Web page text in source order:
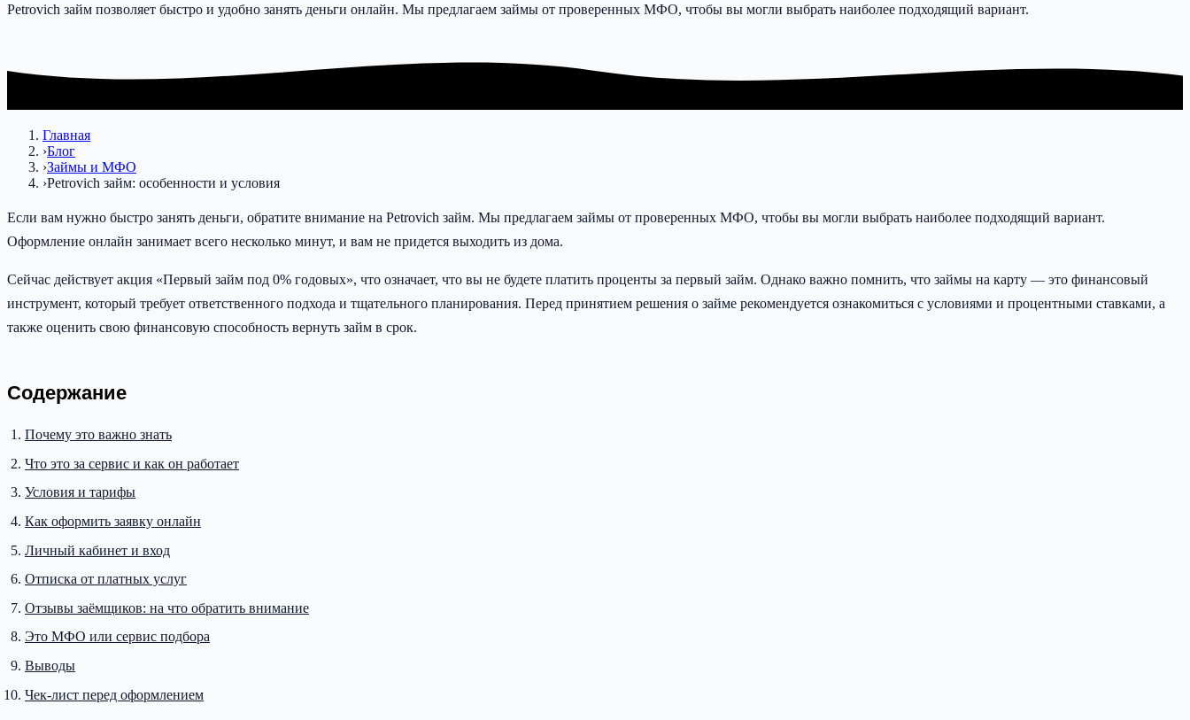
Petrovich займ позволяет быстро и удобно занять деньги онлайн. Мы предлагаем займы от проверенных МФО, чтобы вы могли выбрать наиболее подходящий вариант.
Главная
›Блог
›Займы и МФО
›Petrovich займ: особенности и условия
Если вам нужно быстро занять деньги, обратите внимание на Petrovich займ. Мы предлагаем займы от проверенных МФО, чтобы вы могли выбрать наиболее подходящий вариант.
Оформление онлайн занимает всего несколько минут, и вам не придется выходить из дома.
Сейчас действует акция «Первый займ под 0% годовых», что означает, что вы не будете платить проценты за первый займ. Однако важно помнить, что займы на карту — это финансовый
инструмент, который требует ответственного подхода и тщательного планирования. Перед принятием решения о займе рекомендуется ознакомиться с условиями и процентными ставками, а
также оценить свою финансовую способность вернуть займ в срок.
Содержание
Почему это важно знать
Что это за сервис и как он работает
Условия и тарифы
Как оформить заявку онлайн
Личный кабинет и вход
Отписка от платных услуг
Отзывы заёмщиков: на что обратить внимание
Это МФО или сервис подбора
Выводы
Чек-лист перед оформлением